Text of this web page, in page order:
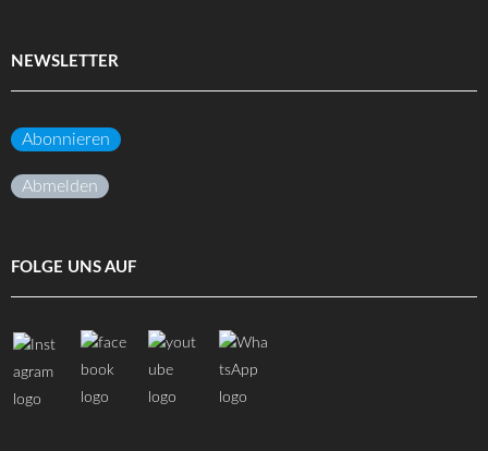
NEWSLETTER
Abonnieren
Abmelden
FOLGE UNS AUF